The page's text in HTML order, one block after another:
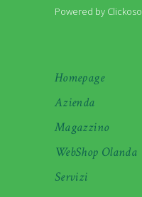
Powered by Clickoso
Homepage
Azienda
Magazzino
WebShop Olanda
Servizi